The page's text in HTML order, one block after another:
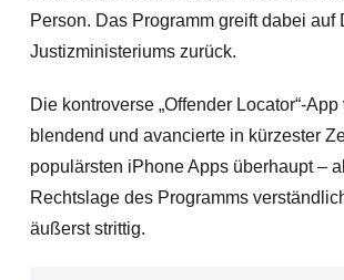
Person. Das Programm greift dabei auf
Justizministeriums zurück.
Die kontroverse „Offender Locator“-
blendend und avancierte in kürzester
populärsten iPhone Apps überhaupt –
Rechtslage des Programms
äußerst strittig.